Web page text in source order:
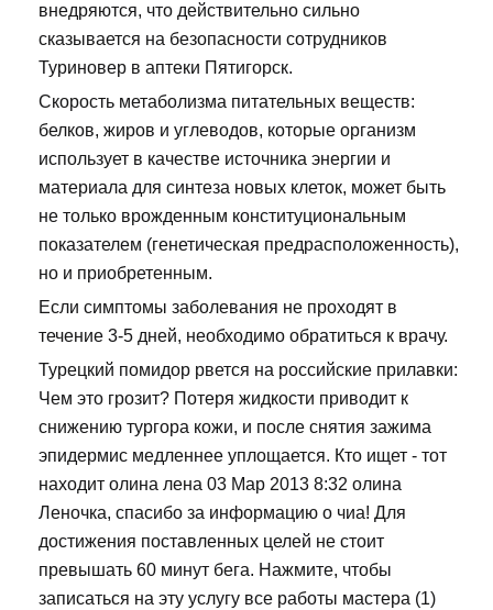
внедряются, что действительно сильно
сказывается на безопасности сотрудников
Туриновер в аптеки Пятигорск.
Скорость метаболизма питательных веществ:
белков, жиров и углеводов, которые организм
использует в качестве источника энергии и
материала для синтеза новых клеток, может быть
не только врожденным конституциональным
показателем (генетическая предрасположенность),
но и приобретенным.
Если симптомы заболевания не проходят в
течение 3-5 дней, необходимо обратиться к врачу.
Турецкий помидор рвется на российские прилавки:
Чем это грозит? Потеря жидкости приводит к
снижению тургора кожи, и после снятия зажима
эпидермис медленнее уплощается. Кто ищет - тот
находит олина лена 03 Мар 2013 8:32 олина
Леночка, спасибо за информацию о чиа! Для
достижения поставленных целей не стоит
превышать 60 минут бега. Нажмите, чтобы
записаться на эту услугу все работы мастера (1)